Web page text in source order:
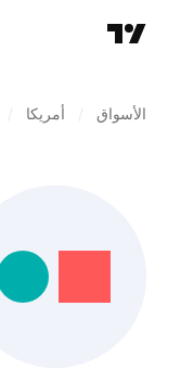
الأسواق أمريكا